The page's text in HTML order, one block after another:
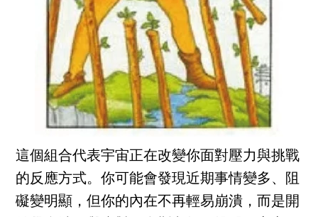
這個組合代表宇宙正在改變你面對壓力與挑戰
的反應方式。你可能會發現近期事情變多、阻
礙變明顯，但你的內在不再輕易崩潰，而是開